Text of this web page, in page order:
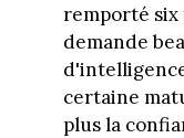
remporté
demande
certaine
plus la